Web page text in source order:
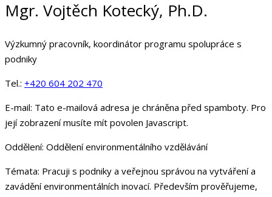
Mgr. Vojtěch Kotecký, Ph.D.
Výzkumný pracovník, koordinátor programu spolupráce s
podniky
Tel.: +420 604 202 470
E-mail: Tato e-mailová adresa je chráněna před spamboty. Pro
její zobrazení musíte mít povolen Javascript.
Oddělení: Oddělení environmentálního vzdělávání
Témata: Pracuji s podniky a veřejnou správou na vytváření a
zavádění environmentálních inovací. Především prověřujeme,